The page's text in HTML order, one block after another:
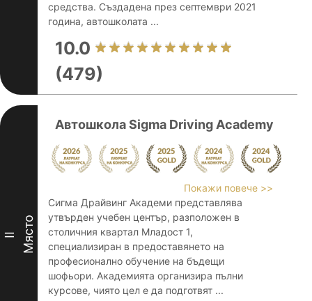
средства. Създадена през септември 2021
година, автошколата ...
10.0
(479)
II Място
Автошкола Sigma Driving Academy
Покажи повече >>
Сигма Драйвинг Академи представлява
утвърден учебен център, разположен в
столичния квартал Младост 1,
специализиран в предоставянето на
професионално обучение на бъдещи
шофьори. Академията организира пълни
курсове, чиято цел е да подготвят ...